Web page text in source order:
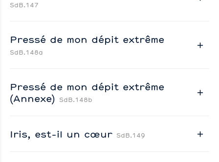
SdB.147
Pressé de mon dépit extrême
SdB.148a
Pressé de mon dépit extrême
(Annexe)
SdB.148b
Iris, est-il un cœur SdB.149